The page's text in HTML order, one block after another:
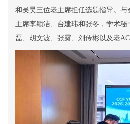
和吴昊三位老主席担任选题指导。与
主席李颖洁、台建玮和张冬，学术秘
磊、胡文波、张露、刘传彬以及老AC